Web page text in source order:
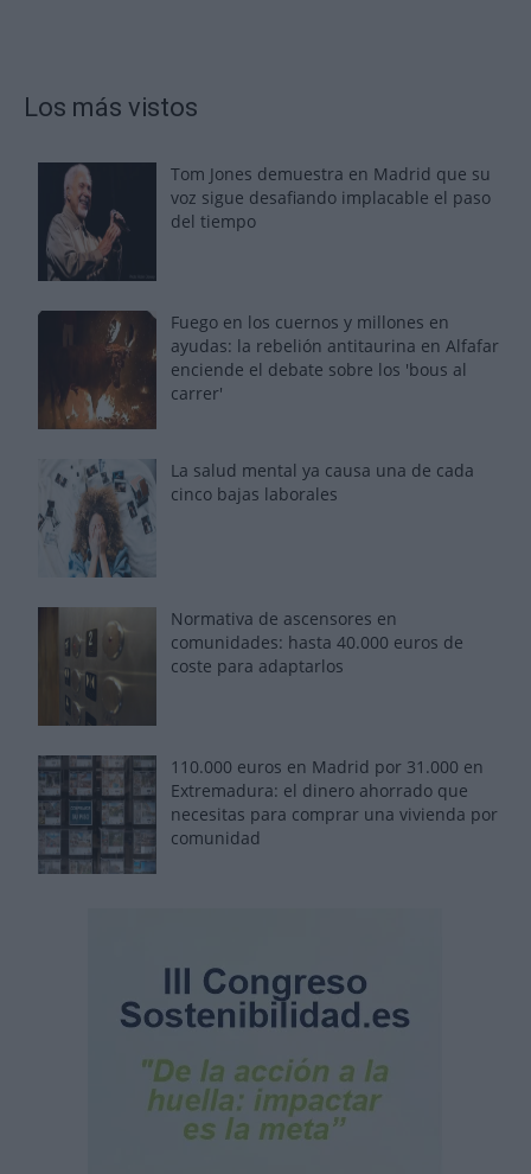
Los más vistos
Tom Jones demuestra en Madrid que su
voz sigue desafiando implacable el paso
del tiempo
Fuego en los cuernos y millones en
ayudas: la rebelión antitaurina en Alfafar
enciende el debate sobre los 'bous al
carrer'
La salud mental ya causa una de cada
cinco bajas laborales
Normativa de ascensores en
comunidades: hasta 40.000 euros de
coste para adaptarlos
110.000 euros en Madrid por 31.000 en
Extremadura: el dinero ahorrado que
necesitas para comprar una vivienda por
comunidad